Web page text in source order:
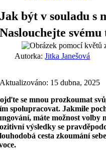
Jak být v souladu s
Naslouchejte svému
Autorka:Jitka Janešová
Aktualizováno: 15 dubna, 2025
se mnou prozkoumat
spolupracovat. Jakmile
máte možnost volby
výsledky se
cesta zkoumání